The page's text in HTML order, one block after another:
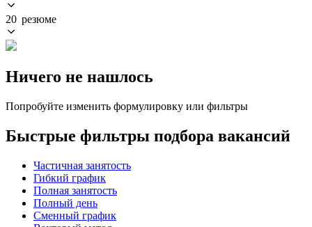
20 резюме
Ничего не нашлось
Попробуйте изменить формулировку или фильтры
Быстрые фильтры подбора вакансий
Частичная занятость
Гибкий график
Полная занятость
Полный день
Сменный график